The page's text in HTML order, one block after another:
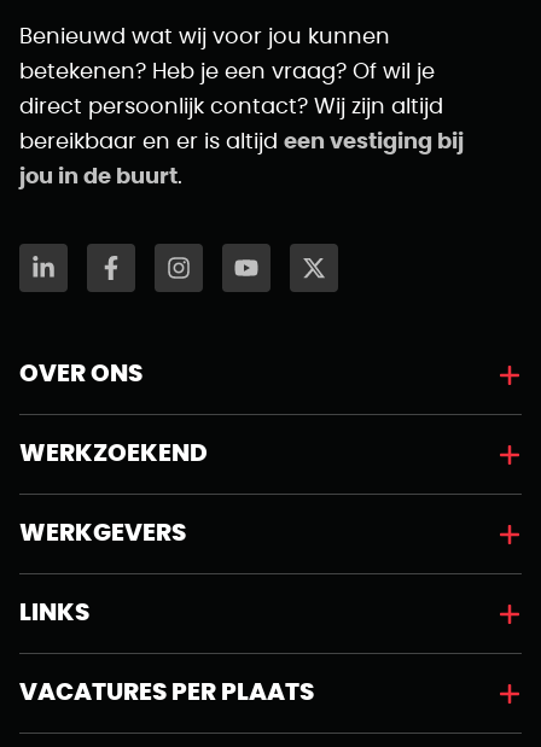
Benieuwd wat wij voor jou kunnen
betekenen? Heb je een vraag? Of wil je
direct persoonlijk contact? Wij zijn altijd
bereikbaar en er is altijd een vestiging bij
jou in de buurt.
OVER ONS
WERKZOEKEND
WERKGEVERS
LINKS
VACATURES PER PLAATS